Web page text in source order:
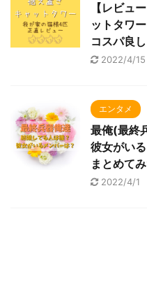
【レビュ
ットタワ
コスパ良し
2022/4/15
エンタメ
最俺(最終
彼女がい
まとめて
2022/4/1